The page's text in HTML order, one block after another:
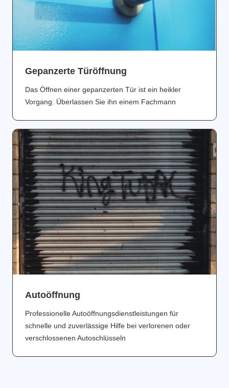
Gepanzerte Türöffnung
Das Öffnen einer gepanzerten Tür ist ein heikler
Vorgang. Überlassen Sie ihn einem Fachmann
Аutoöffnung
Professionelle Autoöffnungsdienstleistungen für
schnelle und zuverlässige Hilfe bei verlorenen oder
verschlossenen Autoschlüsseln